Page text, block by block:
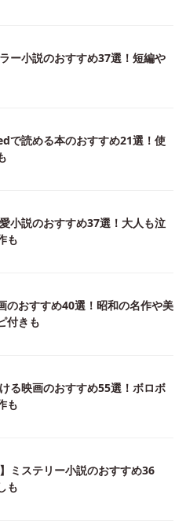
ー小説のおすすめ37選！短編や
読める本のおすすめ21選！使
小説のおすすめ37選！大人も泣
も
のおすすめ40選！昭和の名作や美
付きも
る映画のおすすめ55選！ボロボ
も
ミステリー小説のおすすめ36
も